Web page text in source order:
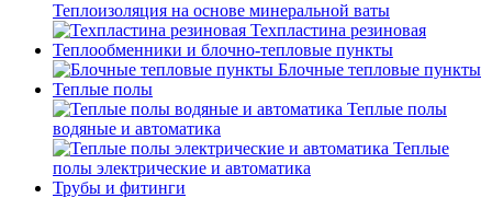
Теплоизоляция на основе минеральной ваты
Техпластина резиновая
Теплообменники и блочно-тепловые пункты
Блочные тепловые пункты
Теплые полы
Теплые полы
водяные и автоматика
Теплые
полы электрические и автоматика
Трубы и фитинги